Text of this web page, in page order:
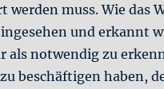
werden muss. Wie das
und erkannt
als notwendig zu
beschäftigen haben,